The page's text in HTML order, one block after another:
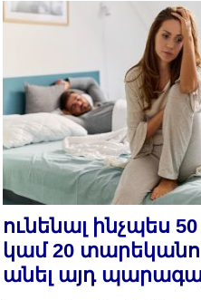
ունենալ ինչպես
կամ 20
անել այդ